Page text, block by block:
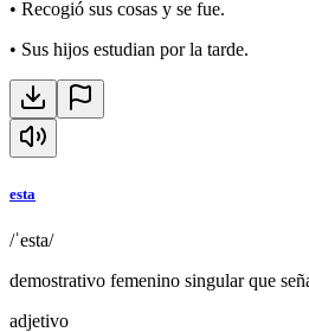
• Recogió sus cosas y se fue.
• Sus hijos estudian por la tarde.
esta
/ˈesta/
demostrativo femenino singular que
adjetivo